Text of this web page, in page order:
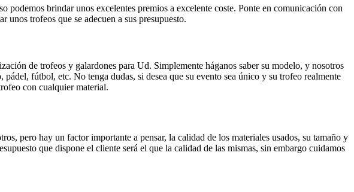
podemos brindar unos excelentes premios a excelente coste. Ponte en comunicación con
unos trofeos que se adecuen a sus presupuesto.
de trofeos y galardones para Ud. Simplemente háganos saber su modelo, y nosotros
fútbol, etc. No tenga dudas, si desea que su evento sea único y su trofeo realmente
con cualquier material.
pero hay un factor importante a pensar, la calidad de los materiales usados, su tamaño y
que dispone el cliente será el que la calidad de las mismas, sin embargo cuidamos